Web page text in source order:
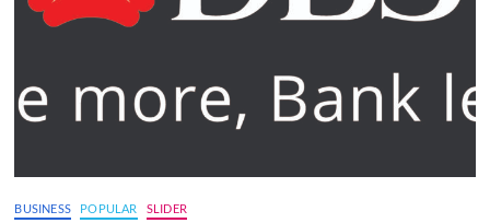
BUSINESS POPULAR SLIDER